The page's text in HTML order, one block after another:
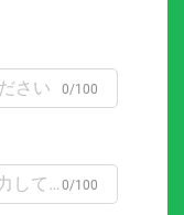
0/100
0/100